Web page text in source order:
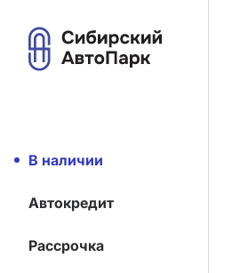
В наличии
Автокредит
Рассрочка